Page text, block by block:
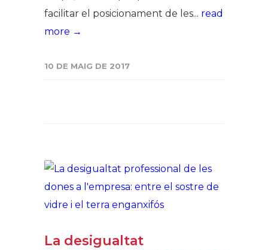
facilitar el posicionament de les... read
more →
10 DE MAIG DE 2017
La desigualtat